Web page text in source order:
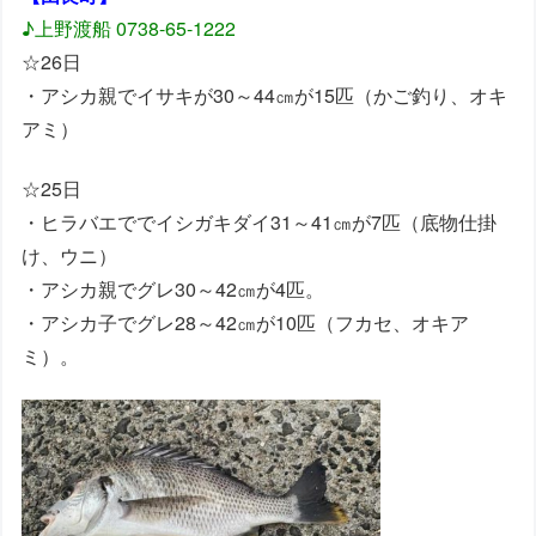
♪上野渡船 0738-65-1222
☆26日
・アシカ親でイサキが30～44㎝が15匹（かご釣り、オキ
アミ）
☆25日
・ヒラバエででイシガキダイ31～41㎝が7匹（底物仕掛
け、ウニ）
・アシカ親でグレ30～42㎝が4匹。
・アシカ子でグレ28～42㎝が10匹 （フカセ、オキア
ミ） 。